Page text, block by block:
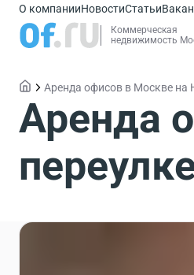
О компанииНовостиСтатьи
Коммерческая
недвижимость
Аренда офисов в Москве на
Аренда